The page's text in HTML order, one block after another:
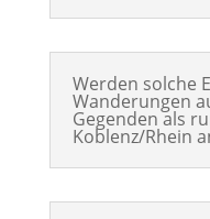
Werden solche
Wanderungen
Gegenden als
Koblenz/Rhein